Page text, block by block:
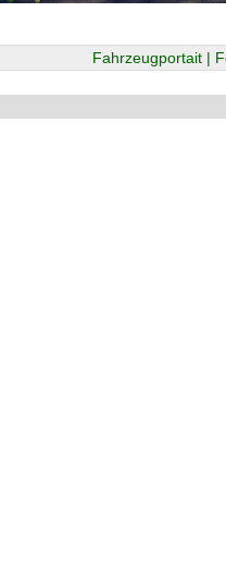
Fahrzeugportait |